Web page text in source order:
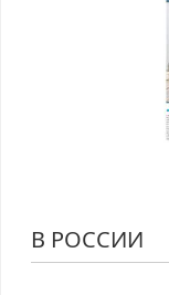
В РОССИИ